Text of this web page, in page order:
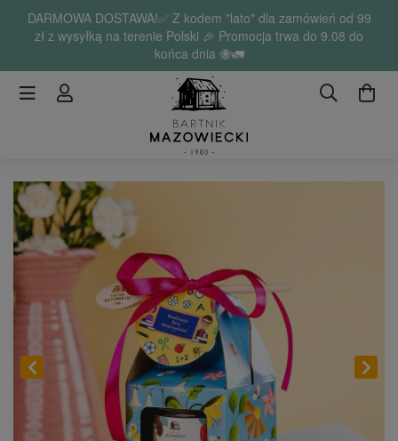
DARMOWA DOSTAWA!✅ Z kodem "lato" dla zamówień od 99
zł z wysyłką na terenie Polski 🎉 Promocja trwa do 9.08 do
końca dnia 🐝🚛